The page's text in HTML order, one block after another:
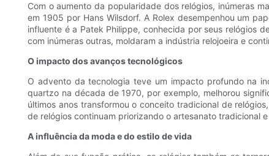
Com o aumento da popularidade dos relógios, inúmeras
em 1905 por Hans Wilsdorf. A Rolex desempenhou um
influente é a Patek Philippe, conhecida por seus relógios
com inúmeras outras, moldaram a indústria relojoeira e
O impacto dos avanços tecnológicos
O advento da tecnologia teve um impacto profundo na
quartzo na década de 1970, por exemplo, melhorou
últimos anos transformou o conceito tradicional de
de relógios continuam priorizando o artesanato tradicional
A influência da moda e do estilo de vida